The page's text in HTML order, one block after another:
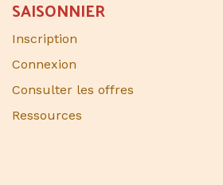
SAISONNIER​
Inscription
Connexion
Consulter les offres
Ressources